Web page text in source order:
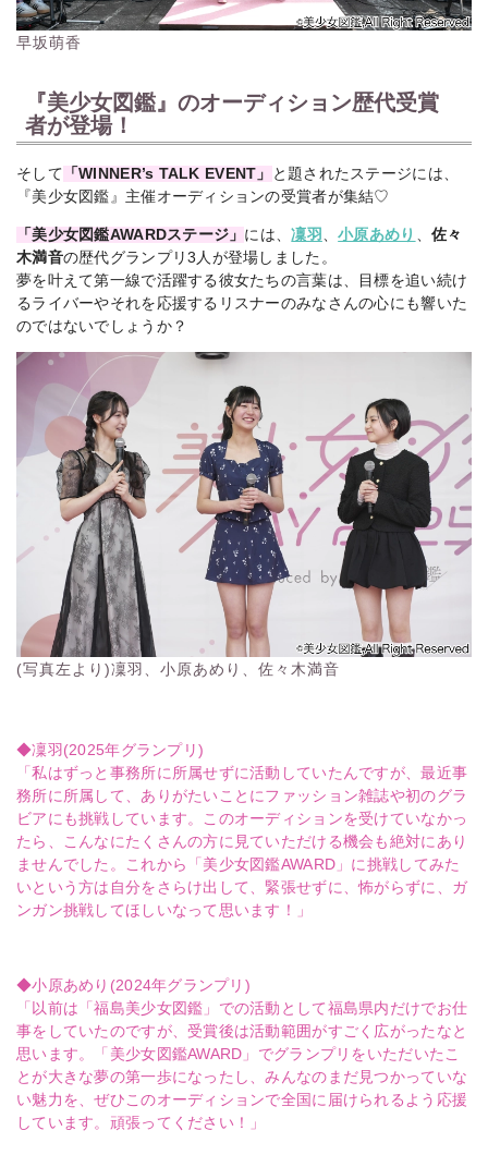
早坂萌香
『美少女図鑑』のオーディション歴代受賞
者が登場！
そして 「WINNER’s TALK EVENT」
と題されたステージには、
『美少女図鑑』主催オーディションの受賞者が集結♡
「美少女図鑑AWARDステージ」 には、凜羽 、小原あめり
佐々
木満音の歴代グランプリ3人が登場しました。
夢を叶えて第一線で活躍する彼女たちの言葉は、目標を追い続け
るライバーやそれを応援するリスナーのみなさんの心にも響いた
のではないでしょうか？
(写真左より)凜羽、小原あめり、佐々木満音
◆凜羽(2025年グランプリ)
「私はずっと事務所に所属せずに活動していたんですが、最近事
務所に所属して、ありがたいことにファッション雑誌や初のグラ
ビアにも挑戦しています。このオーディションを受けていなかっ
たら、こんなにたくさんの方に見ていただける機会も絶対にあり
ませんでした。これから「美少女図鑑AWARD」に挑戦してみた
いという方は自分をさらけ出して、緊張せずに、怖がらずに、ガ
ンガン挑戦してほしいなって思います！」
◆小原あめり(2024年グランプリ)
「以前は「福島美少女図鑑」での活動として福島県内だけでお仕
事をしていたのですが、受賞後は活動範囲がすごく広がったなと
思います。「美少女図鑑AWARD」でグランプリをいただいたこ
とが大きな夢の第一歩になったし、みんなのまだ見つかっていな
い魅力を、ぜひこのオーディションで全国に届けられるよう応援
しています。頑張ってください！」